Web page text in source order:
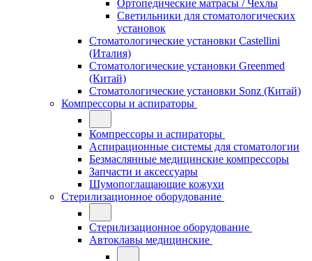
Ортопедические матрасы / Чехлы
Светильники для стоматологических
установок
Стоматологические установки Castellini
(Италия)
Стоматологические установки Greenmed
(Китай)
Стоматологические установки Sonz (Китай)
Компрессоры и аспираторы
Компрессоры и аспираторы
Аспирационные системы для стоматологии
Безмаслянные медицинские компрессоры
Запчасти и аксессуары
Шумопоглащающие кожухи
Стерилизационное оборудование
Стерилизационное оборудование
Автоклавы медицинские